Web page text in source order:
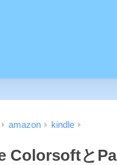
amazon kindle
Colorsoftと